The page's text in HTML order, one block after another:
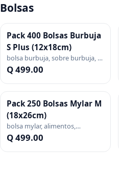
Bolsas
Pack 400 Bolsas Burbuja
S Plus (12x18cm)
bolsa burbuja, sobre burbuja, s
plus, splus, empaque, pack,
blanca
Q 499.00
Pack 250 Bolsas Mylar M
(18x26cm)
bolsa mylar, alimentos,
conservar, sellado, vacio,
metalizada, mediana, pack
Q 499.00